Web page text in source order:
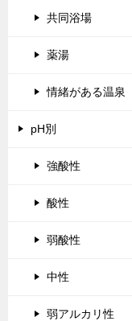
共同浴場
薬湯
情緒がある温泉
pH別
強酸性
酸性
弱酸性
中性
弱アルカリ性